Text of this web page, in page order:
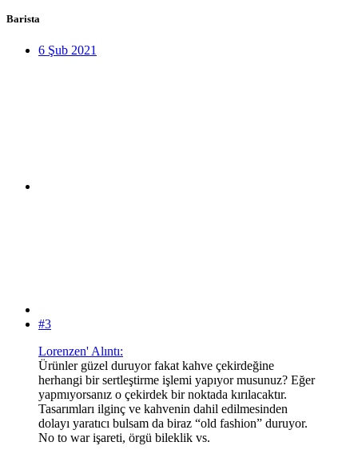
Barista
6 Şub 2021
#3
Lorenzen' Alıntı:
Ürünler güzel duruyor fakat kahve çekirdeğine
herhangi bir sertleştirme işlemi yapıyor musunuz? Eğer
yapmıyorsanız o çekirdek bir noktada kırılacaktır.
Tasarımları ilginç ve kahvenin dahil edilmesinden
dolayı yaratıcı bulsam da biraz “old fashion” duruyor.
No to war işareti, örgü bileklik vs.